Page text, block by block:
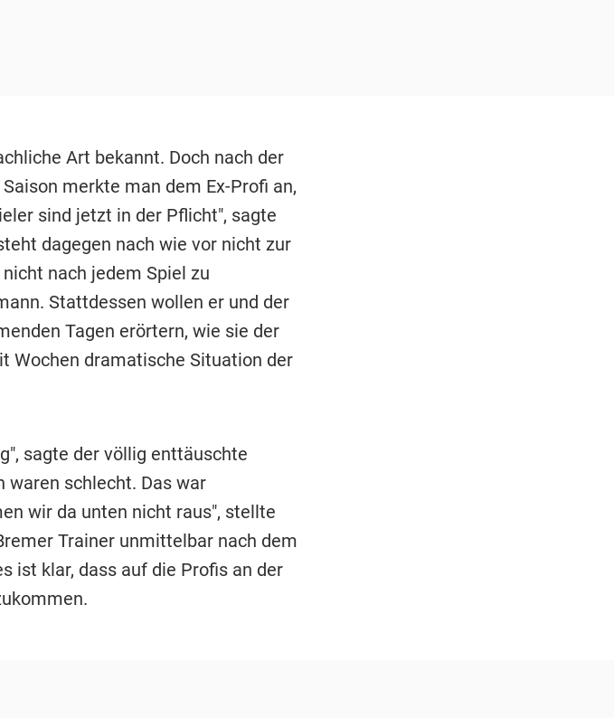
Art bekannt. Doch nach der
merkte man dem Ex-Profi an,
sind jetzt in der Pflicht", sagte
dagegen nach wie vor nicht zur
nach jedem Spiel zu
Stattdessen wollen er und der
Tagen erörtern, wie sie der
Wochen dramatische Situation der
sagte der völlig enttäuschte
waren schlecht. Das war
wir da unten nicht raus", stellte
Trainer unmittelbar nach dem
ist klar, dass auf die Profis an der